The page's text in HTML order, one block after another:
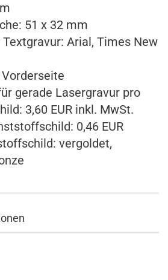
51 x 32 mm
Arial, Times New
gerade Lasergravur pro
3,60 EUR inkl. MwSt.
0,46 EUR
vergoldet,